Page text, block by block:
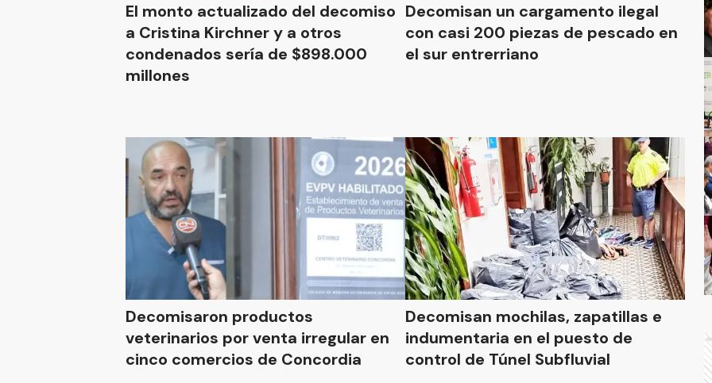
El monto actualizado del decomiso
a Cristina Kirchner y a otros
condenados sería de $898.000
millones
Decomisan un cargamento ilegal
con casi 200 piezas de pescado en
el sur entrerriano
Decomisaron productos
veterinarios por venta irregular en
cinco comercios de Concordia
Decomisan mochilas, zapatillas e
indumentaria en el puesto de
control de Túnel Subfluvial